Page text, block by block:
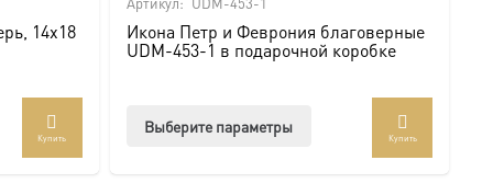
14х18
Купить
Икона Петр и Феврония благоверные
UDM-453-1 в подарочной коробке
Выберите параметры
Купить